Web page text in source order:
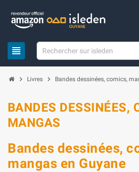
view_headline
chevron_right Livres chevron_right Bandes dessinées, comics,
BANDES DESSINÉES,
MANGAS
Bandes dessinées,
mangas en Guyane